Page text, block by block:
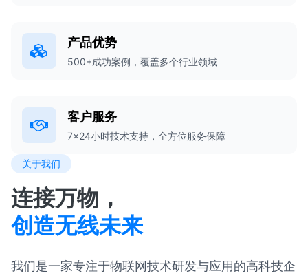
产品优势
500+成功案例，覆盖多个行业领域
客户服务
7×24小时技术支持，全方位服务保障
关于我们
连接万物，
创造无线未来
我们是一家专注于物联网技术研发与应用的高科技企